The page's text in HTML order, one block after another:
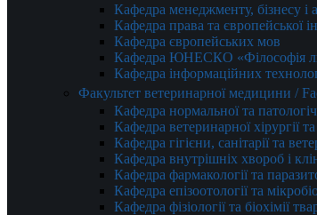
Кафедра менеджменту, бізнесу і
Кафедра права та європейської
Кафедра європейських мов
Кафедра ЮНЕСКО «Філософія
Кафедра інформаційних
Факультет ветеринарної медицини /
Кафедра нормальної та
Кафедра ветеринарної хірургії
Кафедра гігієни, санітарії та
Кафедра внутрішніх хвороб і
Кафедра фармакології та
Кафедра епізоотології та
Кафедра фізіології та біохімії